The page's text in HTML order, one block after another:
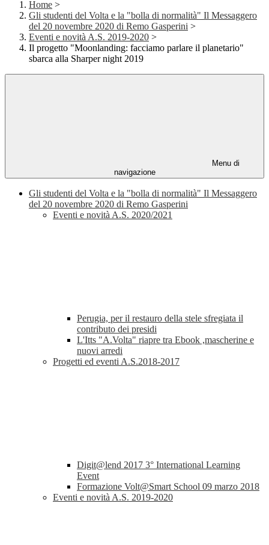
Home >
Gli studenti del Volta e la "bolla di normalità" Il Messaggero
del 20 novembre 2020 di Remo Gasperini >
Eventi e novità A.S. 2019-2020 >
Il progetto "Moonlanding: facciamo parlare il planetario"
sbarca alla Sharper night 2019
Menu di
navigazione
Gli studenti del Volta e la "bolla di normalità" Il Messaggero
del 20 novembre 2020 di Remo Gasperini
Eventi e novità A.S. 2020/2021
Perugia, per il restauro della stele sfregiata il
contributo dei presidi
L'Itts "A.Volta" riapre tra Ebook ,mascherine e
nuovi arredi
Progetti ed eventi A.S.2018-2017
Digit@lend 2017 3° International Learning
Event
Formazione Volt@Smart School 09 marzo 2018
Eventi e novità A.S. 2019-2020